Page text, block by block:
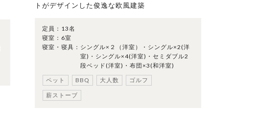
トがデザインした俊逸な欧風建築
定員： 13名
寝室： 6室
寝室・寝具： シングル×２（洋室）・シングル×2(洋
室)・シングル×4(洋室)・セミダブル2
段ベッド(洋室)・布団×3(和洋室)
ペット BBQ 大人数 ゴルフ
薪ストーブ